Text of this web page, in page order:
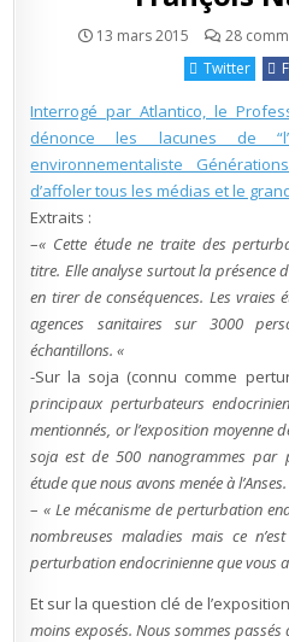
13 mars 2015 28
Twitter
Interrogé par Atlantico, le
dénonce les lacunes de
environnementaliste
d’affoler tous les médias et le
Extraits :
–« Cette étude ne traite des
titre. Elle analyse surtout la présence
en tirer de conséquences. Les vraies
agences sanitaires sur 3000
échantillons. «
-Sur la soja (connu comme
principaux perturbateurs
mentionnés, or l’exposition moyenne
soja est de 500 nanogrammes par
étude que nous avons menée à
–« Le mécanisme de perturbation
nombreuses maladies mais ce
perturbation endocrinienne que vous
Et sur la question clé de
moins exposés. Nous sommes